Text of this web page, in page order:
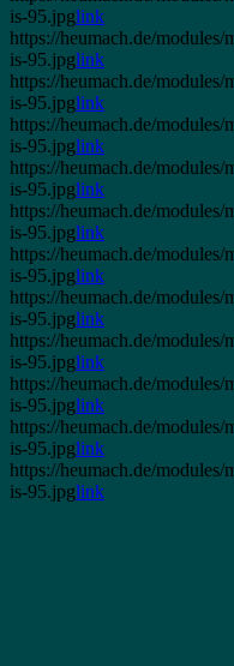
is-95.jpglink
https://heumach.de/
is-95.jpglink
https://heumach.de/
is-95.jpglink
https://heumach.de/
is-95.jpglink
https://heumach.de/
is-95.jpglink
https://heumach.de/
is-95.jpglink
https://heumach.de/
is-95.jpglink
https://heumach.de/
is-95.jpglink
https://heumach.de/
is-95.jpglink
https://heumach.de/
is-95.jpglink
https://heumach.de/
is-95.jpglink
https://heumach.de/
is-95.jpglink